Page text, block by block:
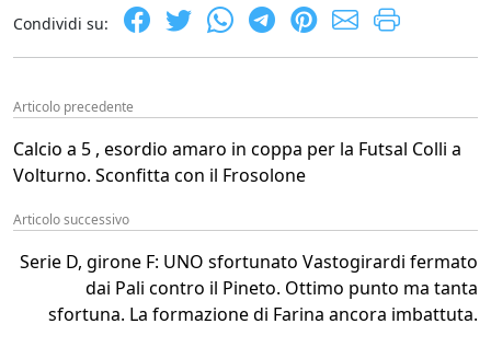
Condividi su:
Articolo precedente
Calcio a 5 , esordio amaro in coppa per la Futsal Colli a
Volturno. Sconfitta con il Frosolone
Articolo successivo
Serie D, girone F: UNO sfortunato Vastogirardi fermato
dai Pali contro il Pineto. Ottimo punto ma tanta
sfortuna. La formazione di Farina ancora imbattuta.